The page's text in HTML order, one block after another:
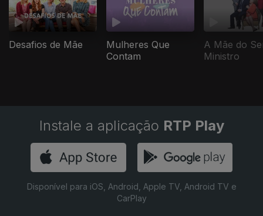
Desafios de Mãe
Mulheres Que
Contam
A Mãe do
Ministro
Instale a aplicação RTP Play
Disponível para iOS, Android, Apple TV, Android TV e
CarPlay